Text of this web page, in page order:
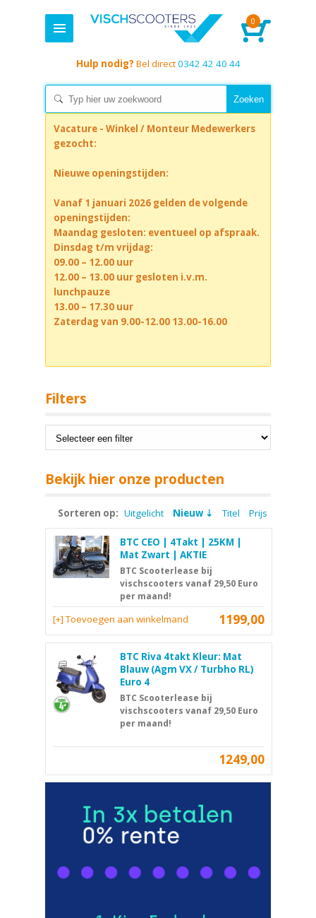
0
Hulp nodig? Bel direct0342 42 40 44
Vacature - Winkel / Monteur Medewerkers
gezocht:
Nieuwe openingstijden:
Vanaf 1 januari 2026 gelden de volgende
openingstijden:
Maandag gesloten: eventueel op afspraak.
Dinsdag t/m vrijdag:
09.00 – 12.00 uur
12.00 – 13.00 uur gesloten i.v.m.
lunchpauze
13.00 – 17.30 uur
Zaterdag van 9.00-12.00 13.00-16.00
Filters
Bekijk hier onze producten
Sorteren op: Uitgelicht Nieuw Titel Prijs
BTC CEO | 4Takt | 25KM |
Mat Zwart | AKTIE
BTC Scooterlease bij
vischscooters vanaf 29,50 Euro
per maand!
1199,00
[+] Toevoegen aan winkelmand
BTC Riva 4takt Kleur: Mat
Blauw (Agm VX / Turbho RL)
Euro 4
BTC Scooterlease bij
vischscooters vanaf 29,50 Euro
per maand!
1249,00